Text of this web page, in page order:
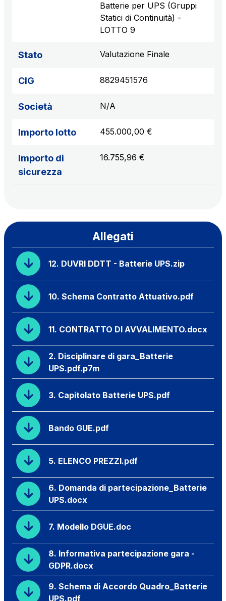
Batterie per UPS (Gruppi
Statici di Continuità) -
LOTTO 9
Stato Valutazione Finale
CIG 8829451576
Società N/A
Importo lotto 455.000,00 €
Importo di
sicurezza
16.755,96 €
Allegati
12. DUVRI DDTT - Batterie UPS.zip
10. Schema Contratto Attuativo.pdf
11. CONTRATTO DI AVVALIMENTO.docx
2. Disciplinare di gara_Batterie
UPS.pdf.p7m
3. Capitolato Batterie UPS.pdf
Bando GUE.pdf
5. ELENCO PREZZI.pdf
6. Domanda di partecipazione_Batterie
UPS.docx
7. Modello DGUE.doc
8. Informativa partecipazione gara -
GDPR.docx
9. Schema di Accordo Quadro_Batterie
UPS.pdf